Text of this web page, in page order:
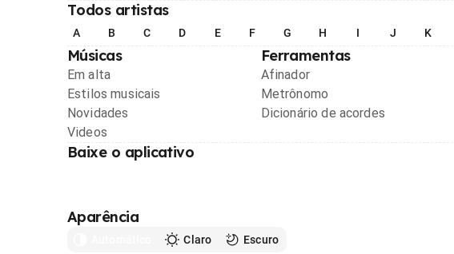
Todos artistas
A B C D E F G H I J K
Músicas
Em alta
Estilos musicais
Novidades
Videos
Ferramentas
Afinador
Metrônomo
Dicionário de acordes
Baixe o aplicativo
Aparência
Claro Escuro